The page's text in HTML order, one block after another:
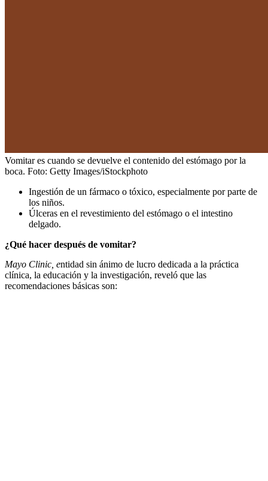
Vomitar es cuando se devuelve el contenido del estómago por la
boca. Foto: Getty Images/iStockphoto
Ingestión de un fármaco o tóxico, especialmente por parte de
los niños.
Úlceras en el revestimiento del estómago o el intestino
delgado.
¿Qué hacer después de vomitar?
Mayo Clinic, entidad sin ánimo de lucro dedicada a la práctica
clínica, la educación y la investigación, reveló que las
recomendaciones básicas son: